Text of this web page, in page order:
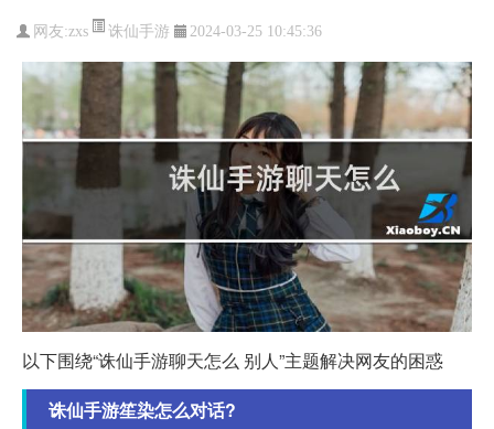
网友:zxs 诛仙手游 2024-03-25 10:45:36
以下围绕“诛仙手游聊天怎么 别人”主题解决网友的困惑
诛仙手游笙染怎么对话?